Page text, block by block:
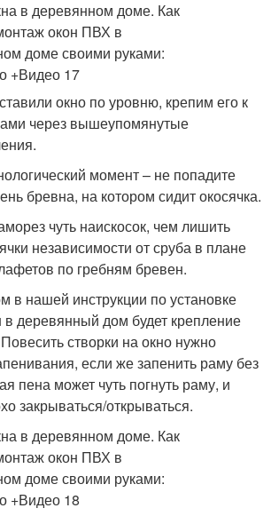
окно по уровню, крепим его к
через вышеупомянутые
момент – не попадите
бревна, на котором сидит окосячка.
чуть наискосок, чем лишить
независимости от сруба в плане
по гребням бревен.
нашей инструкции по установке
в деревянный дом будет крепление
створки на окно нужно
если же запенить раму без
пена может чуть погнуть раму, и
закрываться/открываться.